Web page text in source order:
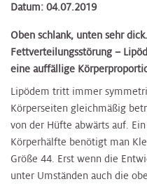
Datum: 04.07.2019
Oben schlank, unten sehr
Fettverteilungsstörung –
eine auffällige
Lipödem tritt immer
Körperseiten gleichmäßig
von der Hüfte abwärts auf.
Körperhälfte benötigt man
Größe 44. Erst wenn die
unter Umständen auch die